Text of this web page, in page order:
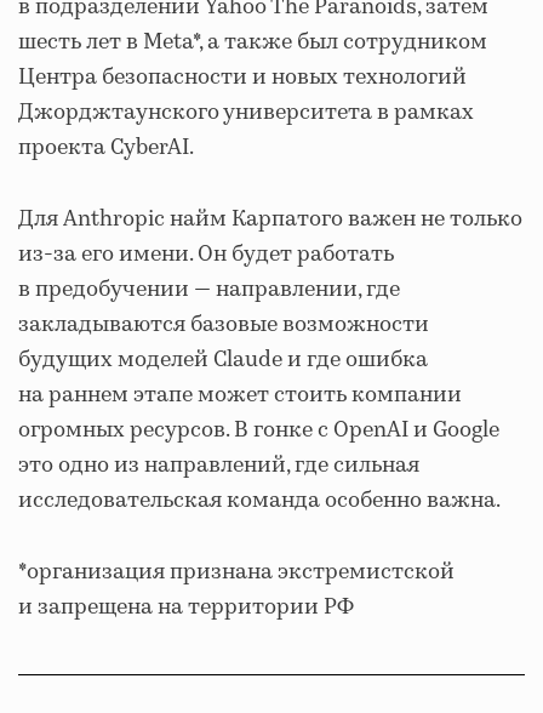
в подразделении Yahoo The Paranoids, затем
шесть лет в Meta*, а также был сотрудником
Центра безопасности и новых технологий
Джорджтаунского университета в рамках
проекта CyberAI.
Для Anthropic найм Карпатого важен не только
из-за его имени. Он будет работать
в предобучении — направлении, где
закладываются базовые возможности
будущих моделей Claude и где ошибка
на раннем этапе может стоить компании
огромных ресурсов. В гонке с OpenAI и Google
это одно из направлений, где сильная
исследовательская команда особенно важна.
*организация признана экстремистской
и запрещена на территории РФ